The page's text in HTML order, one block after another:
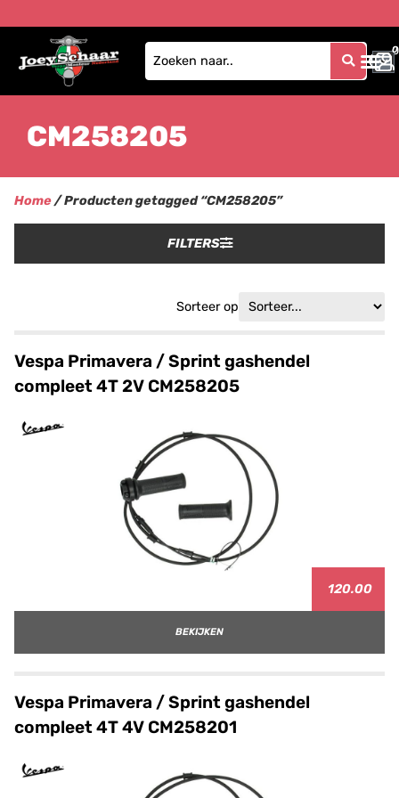
0
0
CM258205
Home/ Producten getagged “CM258205”
FILTERS
Sorteer op
Vespa Primavera / Sprint gashendel
compleet 4T 2V CM258205
120.00
BEKIJKEN
Vespa Primavera / Sprint gashendel
compleet 4T 4V CM258201